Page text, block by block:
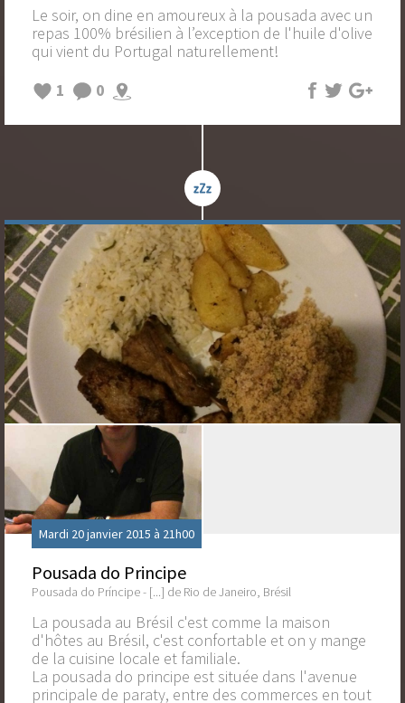
Le soir, on dine en amoureux à la pousada avec un
repas 100% brésilien à l’exception de l'huile d'olive
qui vient du Portugal naturellement!
1
0
Mardi 20 janvier 2015 à 21h00
Pousada do Principe
Pousada do Príncipe - [...] de Rio de Janeiro, Brésil
La pousada au Brésil c'est comme la maison
d'hôtes au Brésil, c'est confortable et on y mange
de la cuisine locale et familiale.
La pousada do principe est située dans l'avenue
principale de paraty, entre des commerces en tout